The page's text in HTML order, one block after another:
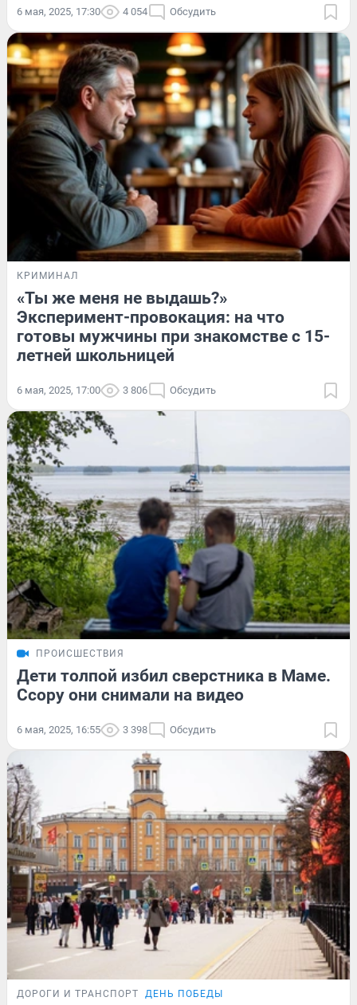
6 мая, 2025, 17:30 4 054 Обсудить
КРИМИНАЛ
«Ты же меня не выдашь?»
Эксперимент-провокация: на что
готовы мужчины при знакомстве с 15-
летней школьницей
6 мая, 2025, 17:00 3 806 Обсудить
ПРОИСШЕСТВИЯ
Дети толпой избил сверстника в Маме.
Ссору они снимали на видео
6 мая, 2025, 16:55 3 398 Обсудить
ДОРОГИ И ТРАНСПОРТ ДЕНЬ ПОБЕДЫ